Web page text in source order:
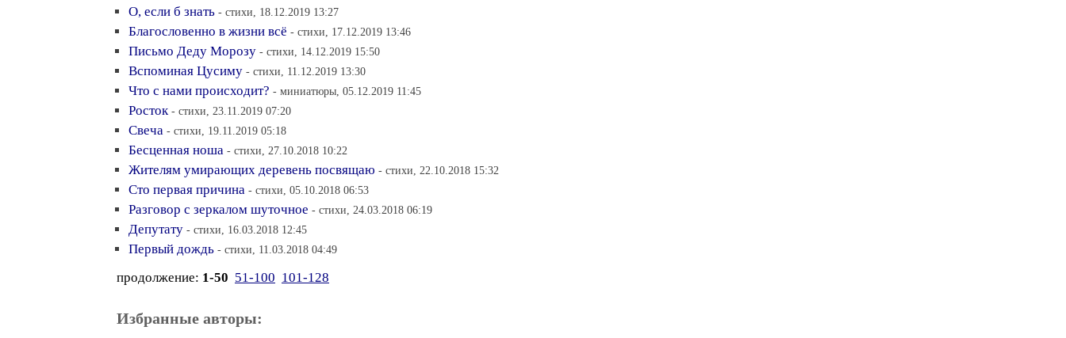
О, если б знать - стихи, 18.12.2019 13:27
Благословенно в жизни всё - стихи, 17.12.2019 13:46
Письмо Деду Морозу - стихи, 14.12.2019 15:50
Вспоминая Цусиму - стихи, 11.12.2019 13:30
Что с нами происходит? - миниатюры, 05.12.2019 11:45
Росток - стихи, 23.11.2019 07:20
Свеча - стихи, 19.11.2019 05:18
Бесценная ноша - стихи, 27.10.2018 10:22
Жителям умирающих деревень посвящаю - стихи, 22.10.2018 15:32
Сто первая причина - стихи, 05.10.2018 06:53
Разговор с зеркалом шуточное - стихи, 24.03.2018 06:19
Депутату - стихи, 16.03.2018 12:45
Первый дождь - стихи, 11.03.2018 04:49
продолжение: 1-50 51-100 101-128
Избранные авторы: